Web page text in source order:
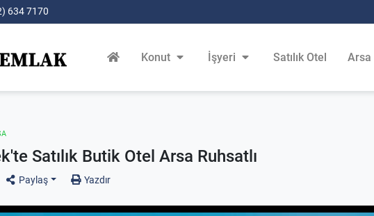
634 7170
Konut İşyeri Satılık Otel Arsa
Satılık Butik Otel Arsa Ruhsatlı
Paylaş Yazdır